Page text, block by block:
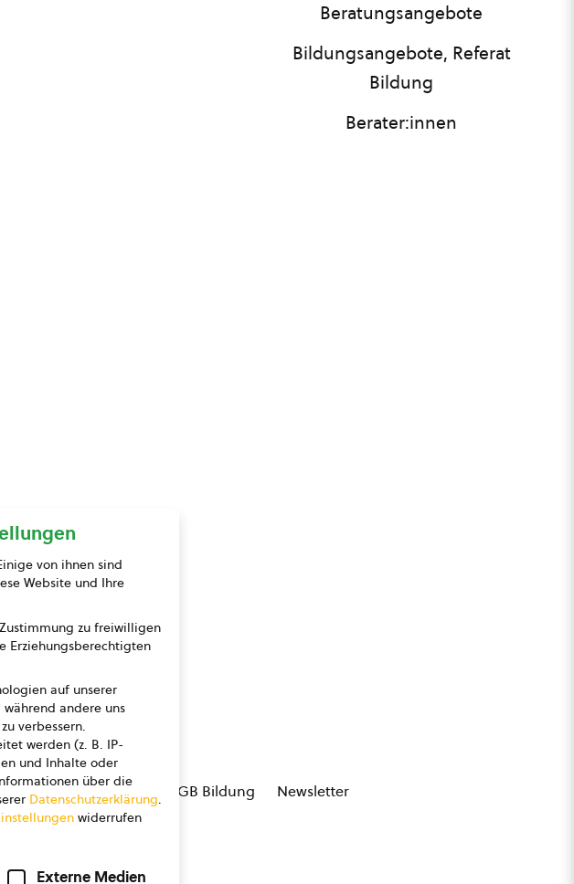
Beratungsangebote
Bildungsangebote, Referat
Bildung
Berater:innen
Marketing GmbH AGB Bildung Newsletter
von ihnen sind
Website und Ihre
zu freiwilligen
Erziehungsberechtigten
auf unserer
andere uns
verbessern.
werden (z. B. IP-
und Inhalte oder
über die
Datenschutzerklärung.
widerrufen
Externe Medien